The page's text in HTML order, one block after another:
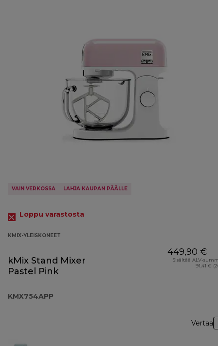
VAIN VERKOSSA LAHJA KAUPAN PÄÄLLE
Loppu varastosta
KMIX-YLEISKONEET
kMix Stand Mixer
Pastel Pink
KMX754APP
449,90 €
Sisältää ALV-
91,41 €
Vertaa